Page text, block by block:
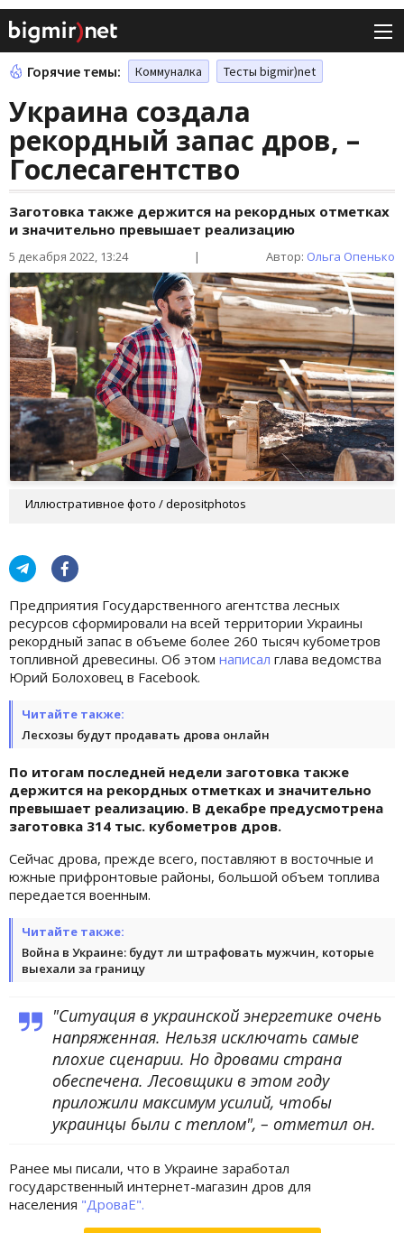
Горячие темы: Коммуналка Тесты bigmir)net
Украина создала
рекордный запас дров, –
Гослесагентство
Заготовка также держится на рекордных отметках
и значительно превышает реализацию
5 декабря 2022, 13:24 | Автор: Ольга Опенько
Иллюстративное фото / depositphotos
Предприятия Государственного агентства лесных
ресурсов сформировали на всей территории Украины
рекордный запас в объеме более 260 тысяч кубометров
топливной древесины. Об этом написал глава ведомства
Юрий Болоховец в Facebook.
Читайте также:
Лесхозы будут продавать дрова онлайн
По итогам последней недели заготовка также
держится на рекордных отметках и значительно
превышает реализацию. В декабре предусмотрена
заготовка 314 тыс. кубометров дров.
Сейчас дрова, прежде всего, поставляют в восточные и
южные прифронтовые районы, большой объем топлива
передается военным.
Читайте также:
Война в Украине: будут ли штрафовать мужчин, которые
выехали за границу
"Ситуация в украинской энергетике очень
напряженная. Нельзя исключать самые
плохие сценарии. Но дровами страна
обеспечена. Лесовщики в этом году
приложили максимум усилий, чтобы
украинцы были с теплом", – отметил он.
Ранее мы писали, что в Украине заработал
государственный интернет-магазин дров для
населения "ДроваЕ".